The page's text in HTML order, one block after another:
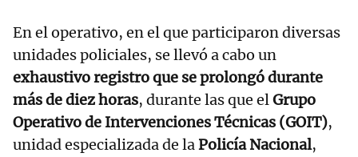
En el operativo, en el que participaron diversas
unidades policiales, se llevó a cabo un
exhaustivo registro que se prolongó durante
más de diez horas, durante las que elGrupo
Operativo de Intervenciones Técnicas (GOIT),
unidad especializada de laPolicía Nacional,